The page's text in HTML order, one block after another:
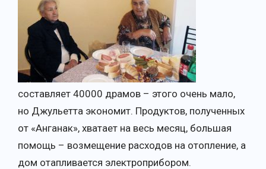
составляет 40000 драмов – этого очень мало,
но Джульетта экономит. Продуктов, полученных
от «Анганак», хватает на весь месяц, большая
помощь – возмещение расходов на отопление, а
дом отапливается электроприбором.